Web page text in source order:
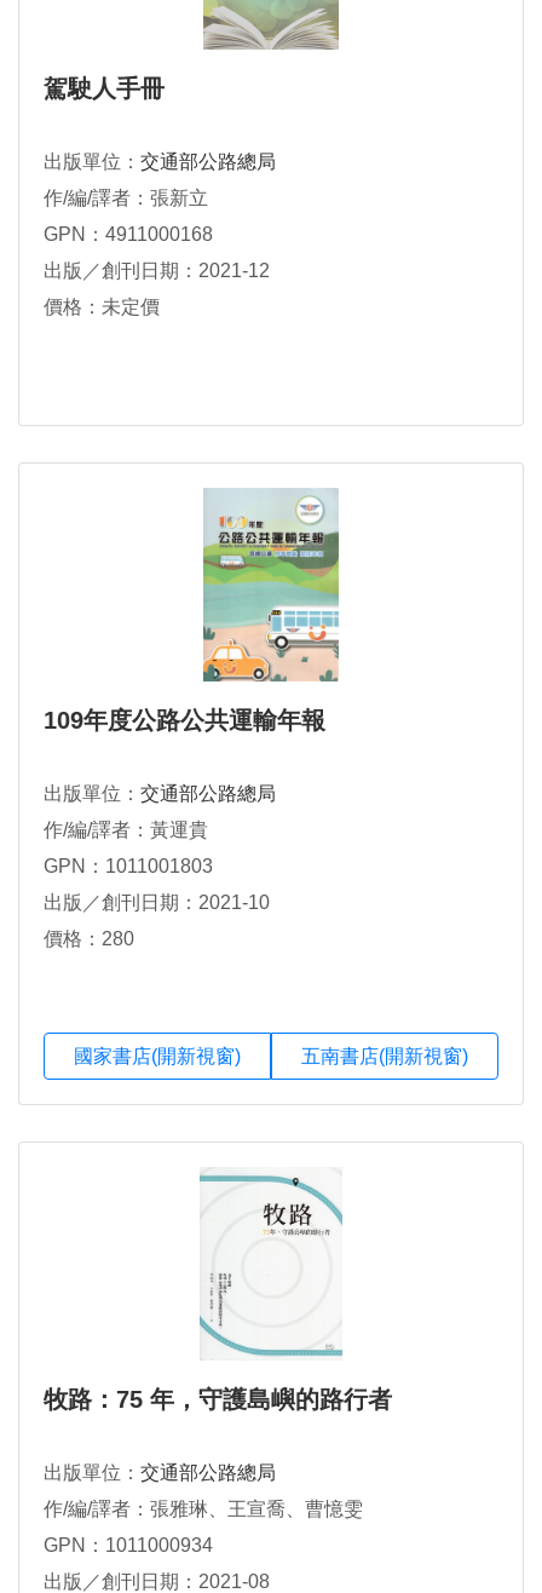
駕駛人手冊
出版單位： 交通部公路總局
作/編/譯者：張新立
GPN：4911000168
出版／創刊日期：2021-12
價格：未定價
109年度公路公共運輸年報
出版單位： 交通部公路總局
作/編/譯者：黃運貴
GPN：1011001803
出版／創刊日期：2021-10
價格：280
國家書店(開新視窗) 五南書店(開新視窗)
牧路：75 年，守護島嶼的路行者
出版單位： 交通部公路總局
作/編/譯者：張雅琳、王宣喬、曹憶雯
GPN：1011000934
出版／創刊日期：2021-08